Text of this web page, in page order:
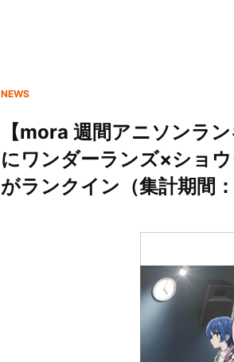
NEWS
【mora 週間アニソンラ
にワンダーランズ×ショ
がランクイン（集計期間